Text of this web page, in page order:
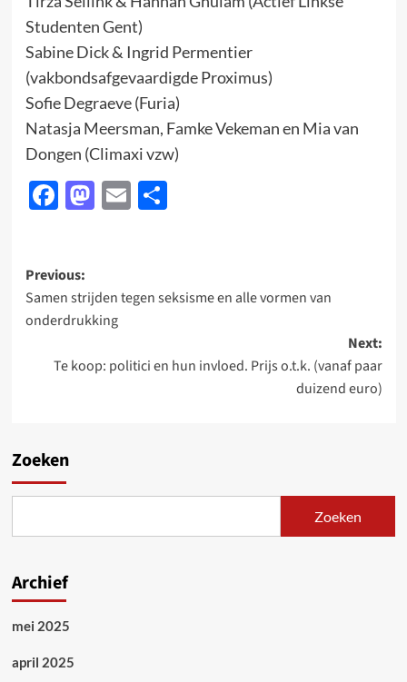
Studenten Gent)
Sabine Dick & Ingrid Permentier
(vakbondsafgevaardigde Proximus)
Sofie Degraeve (Furia)
Natasja Meersman, Famke Vekeman en Mia van
Dongen (Climaxi vzw)
Facebook
Mastodon
EmailDelen
Post
navigation
Previous:
Samen strijden tegen seksisme en alle vormen van
onderdrukking
Next:
Te koop: politici en hun invloed. Prijs o.t.k. (vanaf paar
duizend euro)
Zoeken
Zoeken
Archief
mei 2025
april 2025